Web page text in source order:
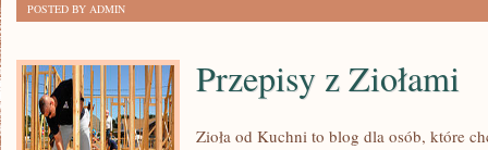
POSTED BY ADMIN
Przepisy z Ziołami
Zioła od Kuchni to blog dla osób, które